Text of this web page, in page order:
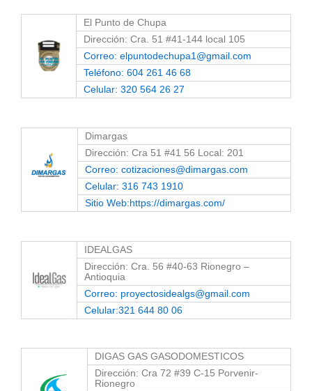
El Punto de Chupa
Dirección: Cra. 51 #41-144 local 105
Correo: elpuntodechupa1@gmail.com
Teléfono: 604 261 46 68
Celular: 320 564 26 27
Dimargas
Dirección: Cra 51 #41 56 Local: 201
Correo: cotizaciones@dimargas.com
Celular: 316 743 1910
Sitio Web:https://dimargas.com/
IDEALGAS
Dirección: Cra. 56 #40-63 Rionegro –
Antioquia
Correo: proyectosidealgs@gmail.com
Celular:321 644 80 06
DIGAS GAS GASODOMESTICOS
Dirección: Cra 72 #39 C-15 Porvenir-
Rionegro